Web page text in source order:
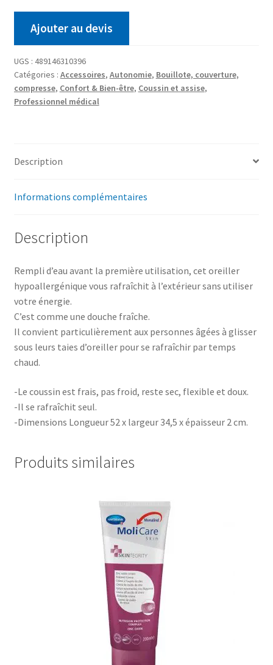
Ajouter au devis
UGS : 489146310396
Catégories : Accessoires, Autonomie, Bouillote, couverture,
compresse, Confort & Bien-être, Coussin et assise,
Professionnel médical
Description
Informations complémentaires
Description
Rempli d’eau avant la première utilisation, cet oreiller
hypoallergénique vous rafraîchit à l’extérieur sans utiliser
votre énergie.
C’est comme une douche fraîche.
Il convient particulièrement aux personnes âgées à glisser
sous leurs taies d’oreiller pour se rafraîchir par temps
chaud.
-Le coussin est frais, pas froid, reste sec, flexible et doux.
-Il se rafraîchit seul.
-Dimensions Longueur 52 x largeur 34,5 x épaisseur 2 cm.
Produits similaires